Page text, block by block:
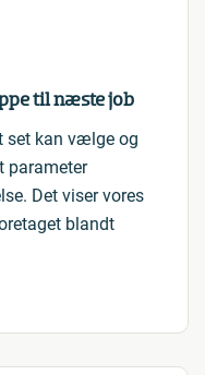
til næste job
set kan vælge og
parameter
Det viser vores
blandt